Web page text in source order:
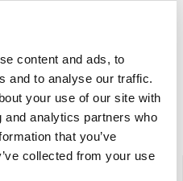
content and ads, to
and to analyse our traffic.
your use of our site with
analytics partners who
that you’ve
collected from your use
680022